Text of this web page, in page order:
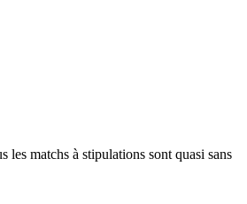
les matchs à stipulations sont quasi sans